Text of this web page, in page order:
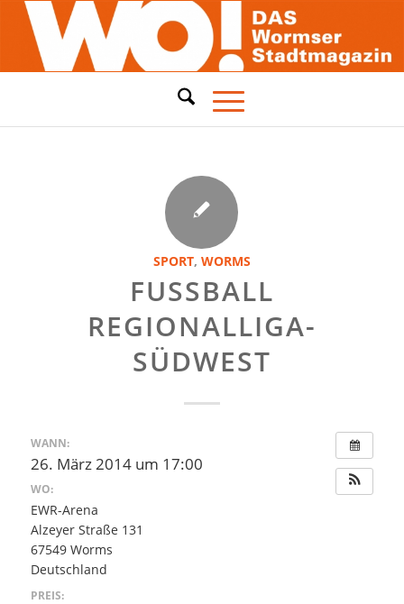
SPORT, WORMS
FUSSBALL R
EGIONALLIGA-S
ÜDWEST
WANN:
26. März 2014 um 17:00
WO:
EWR-Arena
Alzeyer Straße 131
67549 Worms
Deutschland
PREIS: